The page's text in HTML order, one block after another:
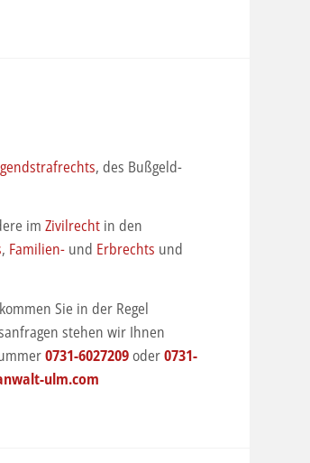
, des Bußgeld-
imZivilrecht in den
, Familien- und Erbrechts und
Sie in der Regel
stehen wir Ihnen
0731-6027209oder0731-
ulm.com